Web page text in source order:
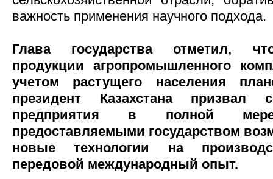
важность применения научного подхода.
Глава государства отметил,
продукции агропромышленного
учетом растущего населения
президент Казахстана призвал
предприятия в полной мере
предоставляемыми государством
новые технологии на
передовой международный опыт.